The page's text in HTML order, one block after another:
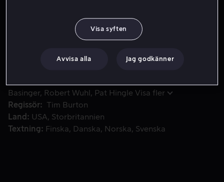
Batman blir en hemlighetsful figur för invånarna i
Batman blir en hemlighetsful figur för invånarna i
Gotham City som tar hand om brottslingar på egen
hand. Det första som dyker upp för Batman är
Basinger
Robert Wuhl Pat Hingle Visa fler
Regissör
Tim Burton
Land
USA
Storbritannien
Textning
Finska Danska Norska Svenska
Visa syften
Avvisa alla Jag godkänner